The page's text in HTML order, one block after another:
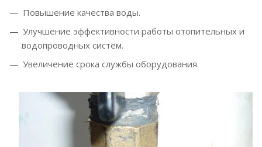
Повышение качества воды.
Улучшение эффективности работы отопительных и
водопроводных систем.
Увеличение срока службы оборудования.